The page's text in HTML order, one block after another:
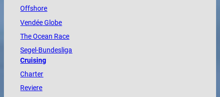
Offshore
VendéeGlobe
TheOcean Race
Segel-Bundesliga
Cruising
Charter
Reviere